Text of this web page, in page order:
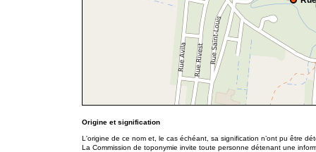
Origine et signification
L'origine de ce nom et, le cas échéant, sa signification n’ont pu être
La Commission de toponymie invite toute personne détenant une